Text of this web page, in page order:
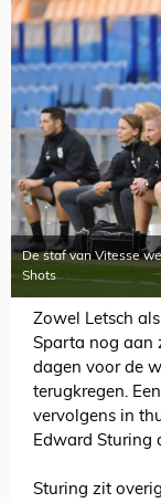
De staf van Vitesse
Shots
Zowel Letsch
Sparta nog aan
dagen voor de
terugkregen.
vervolgens in
Edward Sturing
Sturing zit